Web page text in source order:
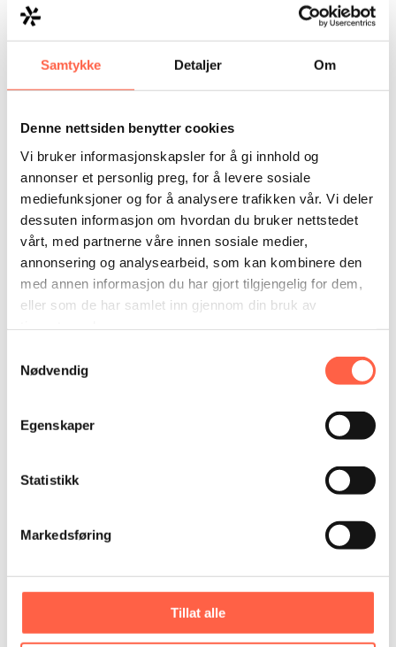
Samtykke Detaljer Om
Denne nettsiden benytter cookies
Vi bruker informasjonskapsler for å gi innhold og
annonser et personlig preg, for å levere sosiale
mediefunksjoner og for å analysere trafikken vår. Vi deler
dessuten informasjon om hvordan du bruker nettstedet
vårt, med partnerne våre innen sosiale medier,
annonsering og analysearbeid, som kan kombinere den
med annen informasjon du har gjort tilgjengelig for dem,
eller som de har samlet inn gjennom din bruk av
Nødvendig
Egenskaper
Statistikk
Markedsføring
Tillat alle
Garda Sikring Group viimeistelee GPP Perimeter
Protection -yrityksen hankinnan Suomessa
Kaupan myötä yhtiö integroidaan Garda Sikring
Groupiin ja…